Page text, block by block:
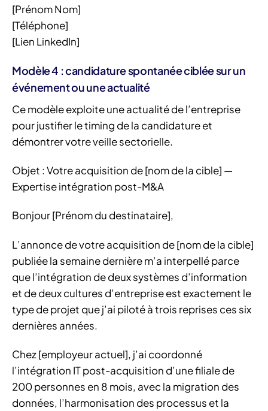
[Prénom Nom]
[Téléphone]
[Lien LinkedIn]
Modèle 4 : candidature spontanée ciblée sur un
événement ou une actualité
Ce modèle exploite une actualité de l’entreprise
pour justifier le timing de la candidature et
démontrer votre veille sectorielle.
Objet : Votre acquisition de [nom de la cible] —
Expertise intégration post-M&A
Bonjour [Prénom du destinataire],
L’annonce de votre acquisition de [nom de la cible]
publiée la semaine dernière m’a interpellé parce
que l’intégration de deux systèmes d’information
et de deux cultures d’entreprise est exactement le
type de projet que j’ai piloté à trois reprises ces six
dernières années.
Chez [employeur actuel], j’ai coordonné
l’intégration IT post-acquisition d’une filiale de
200 personnes en 8 mois, avec la migration des
données, l’harmonisation des processus et la